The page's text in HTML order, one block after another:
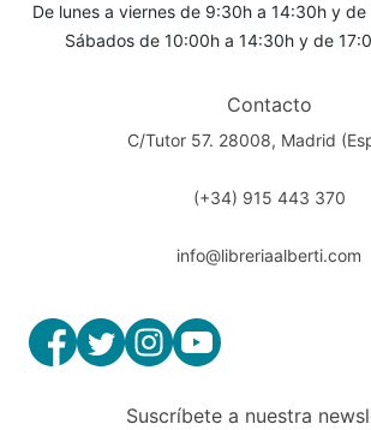
De lunes a viernes de 9:30h a 14:30h y
Sábados de 10:00h a 14:30h y de
Contacto
C/Tutor 57. 28008, Madrid
(+34) 915 443 370
info@libreriaalberti.com
Suscríbete a nuestra